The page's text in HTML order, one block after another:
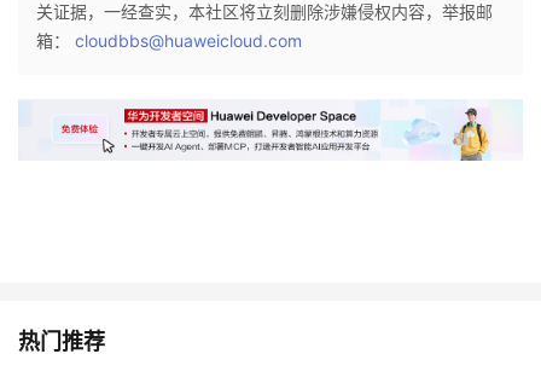
注
开
的
我
关证据，一经查实，本社区将立刻删除涉嫌侵权内容，举报邮
箱： cloudbbs@huaweicloud.com
热门推荐